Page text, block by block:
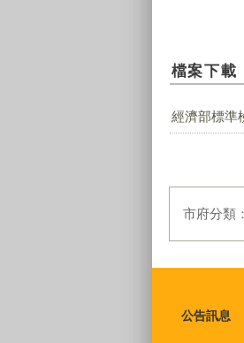
檔案下載
經濟部標準
市府分類
公告訊息